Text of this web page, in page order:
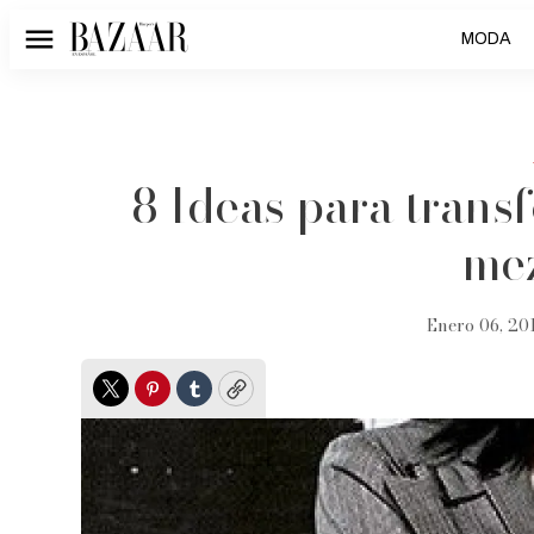
Menú MODA
8 Ideas para
Enero 06,
TwitterPinterest
TumblrCopy